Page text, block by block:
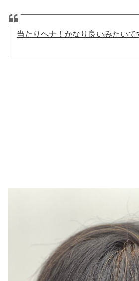
当たりヘナ！かなり良いみたいで